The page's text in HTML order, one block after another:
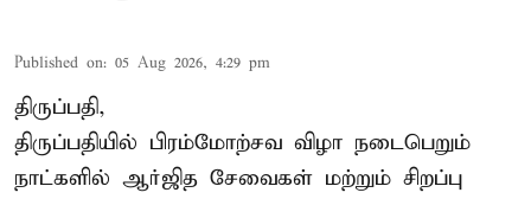
Published on: 05 Aug 2026, 4:29 pm
திருப்பதி,
திருப்பதியில் பிரம்மோற்சவ விழா நடைபெறும்
நாட்களில் ஆர்ஜித சேவைகள் மற்றும் சிறப்பு